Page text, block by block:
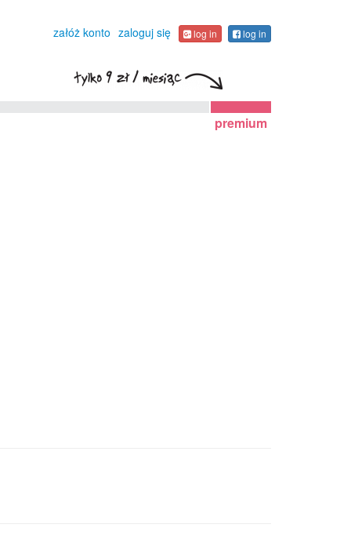
załóż konto zaloguj się log in log in
premium